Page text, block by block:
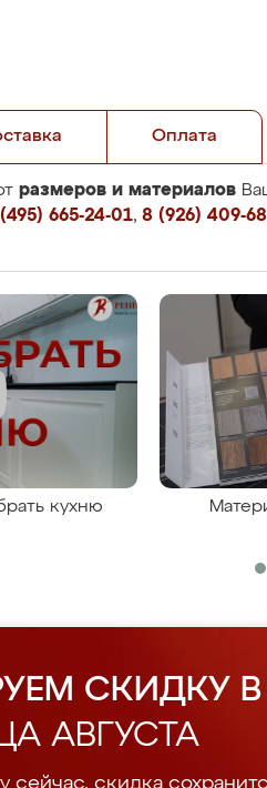
Оплата
размеров и материалов
665-24-01, 8 (926) 409-
кухню
СКИДКУ В
АВГУСТА
сейчас, скидка